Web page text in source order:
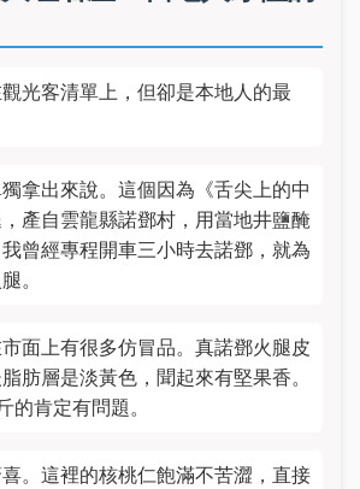
光客清單上，但卻是本地人的最
拿出來說。這個因為《舌尖上的中
產自雲龍縣諾鄧村，用當地井鹽醃
曾經專程開車三小時去諾鄧，就為
。
面上有很多仿冒品。真諾鄧火腿皮
肪層是淡黃色，聞起來有堅果香。
肯定有問題。
。這裡的核桃仁飽滿不苦澀，直接